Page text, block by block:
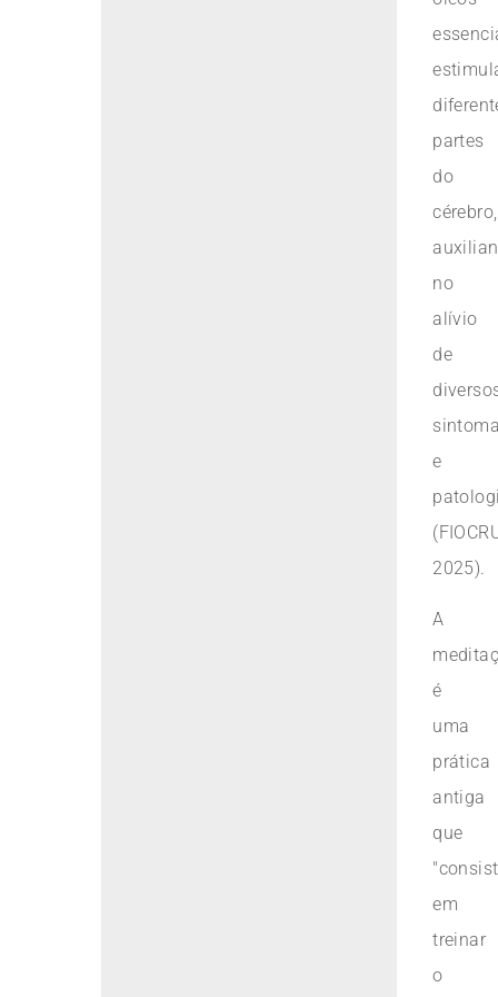
partes
do
cérebro,
no
alívio
de
e
2025).
A
é
uma
prática
antiga
que
em
treinar
o